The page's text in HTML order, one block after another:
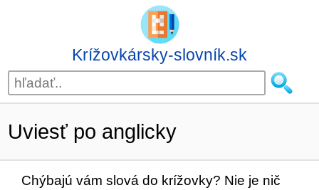
Krížovkársky-slovník.sk
Uviesť po anglicky
Chýbajú vám slová do krížovky? Nie je nič